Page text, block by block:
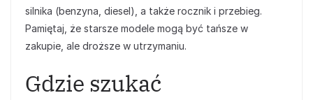
silnika (benzyna, diesel), a także rocznik i przebieg.
Pamiętaj, że starsze modele mogą być tańsze w
zakupie, ale droższe w utrzymaniu.
Gdzie szukać